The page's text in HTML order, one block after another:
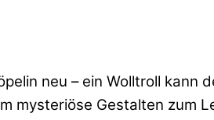
neu – ein Wolltroll
mysteriöse Gestalten zum